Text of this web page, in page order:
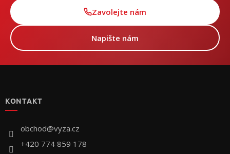
Zavolejte nám
Napište nám
KONTAKT
obchod@vyza.cz
+420 774 859 178